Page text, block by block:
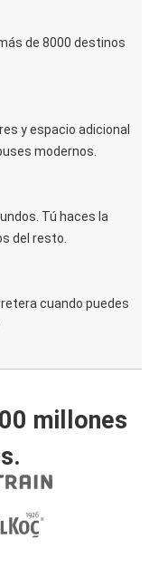
de 8000 destinos
y espacio adicional
modernos.
Tú haces la
del resto.
cuando puedes
millones